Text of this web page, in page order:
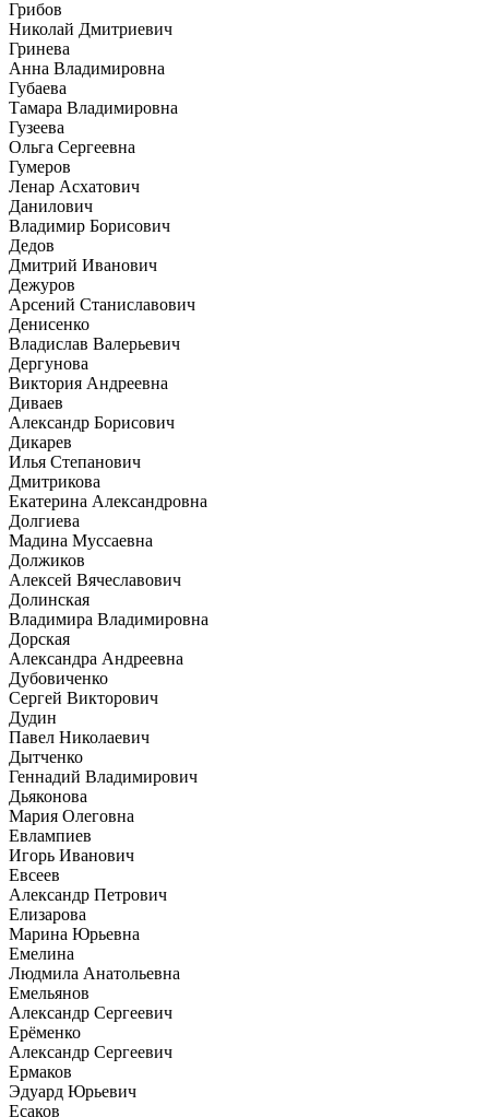
Грибов
Николай Дмитриевич
Гринева
Анна Владимировна
Губаева
Тамара Владимировна
Гузеева
Ольга Сергеевна
Гумеров
Ленар Асхатович
Данилович
Владимир Борисович
Дедов
Дмитрий Иванович
Дежуров
Арсений Станиславович
Денисенко
Владислав Валерьевич
Дергунова
Виктория Андреевна
Диваев
Александр Борисович
Дикарев
Илья Степанович
Дмитрикова
Екатерина Александровна
Долгиева
Мадина Муссаевна
Должиков
Алексей Вячеславович
Долинская
Владимира Владимировна
Дорская
Александра Андреевна
Дубовиченко
Сергей Викторович
Дудин
Павел Николаевич
Дытченко
Геннадий Владимирович
Дьяконова
Мария Олеговна
Евлампиев
Игорь Иванович
Евсеев
Александр Петрович
Елизарова
Марина Юрьевна
Емелина
Людмила Анатольевна
Емельянов
Александр Сергеевич
Ерёменко
Александр Сергеевич
Ермаков
Эдуард Юрьевич
Есаков